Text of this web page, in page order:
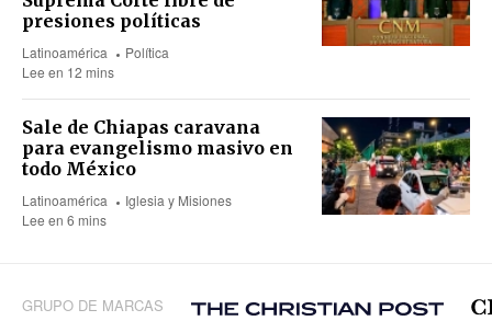
presiones políticas
Latinoamérica
Política
Lee en 12 mins
Sale de Chiapas caravana
para evangelismo masivo en
todo México
Latinoamérica
Iglesia y Misiones
Lee en 6 mins
GRUPO DE MARCAS